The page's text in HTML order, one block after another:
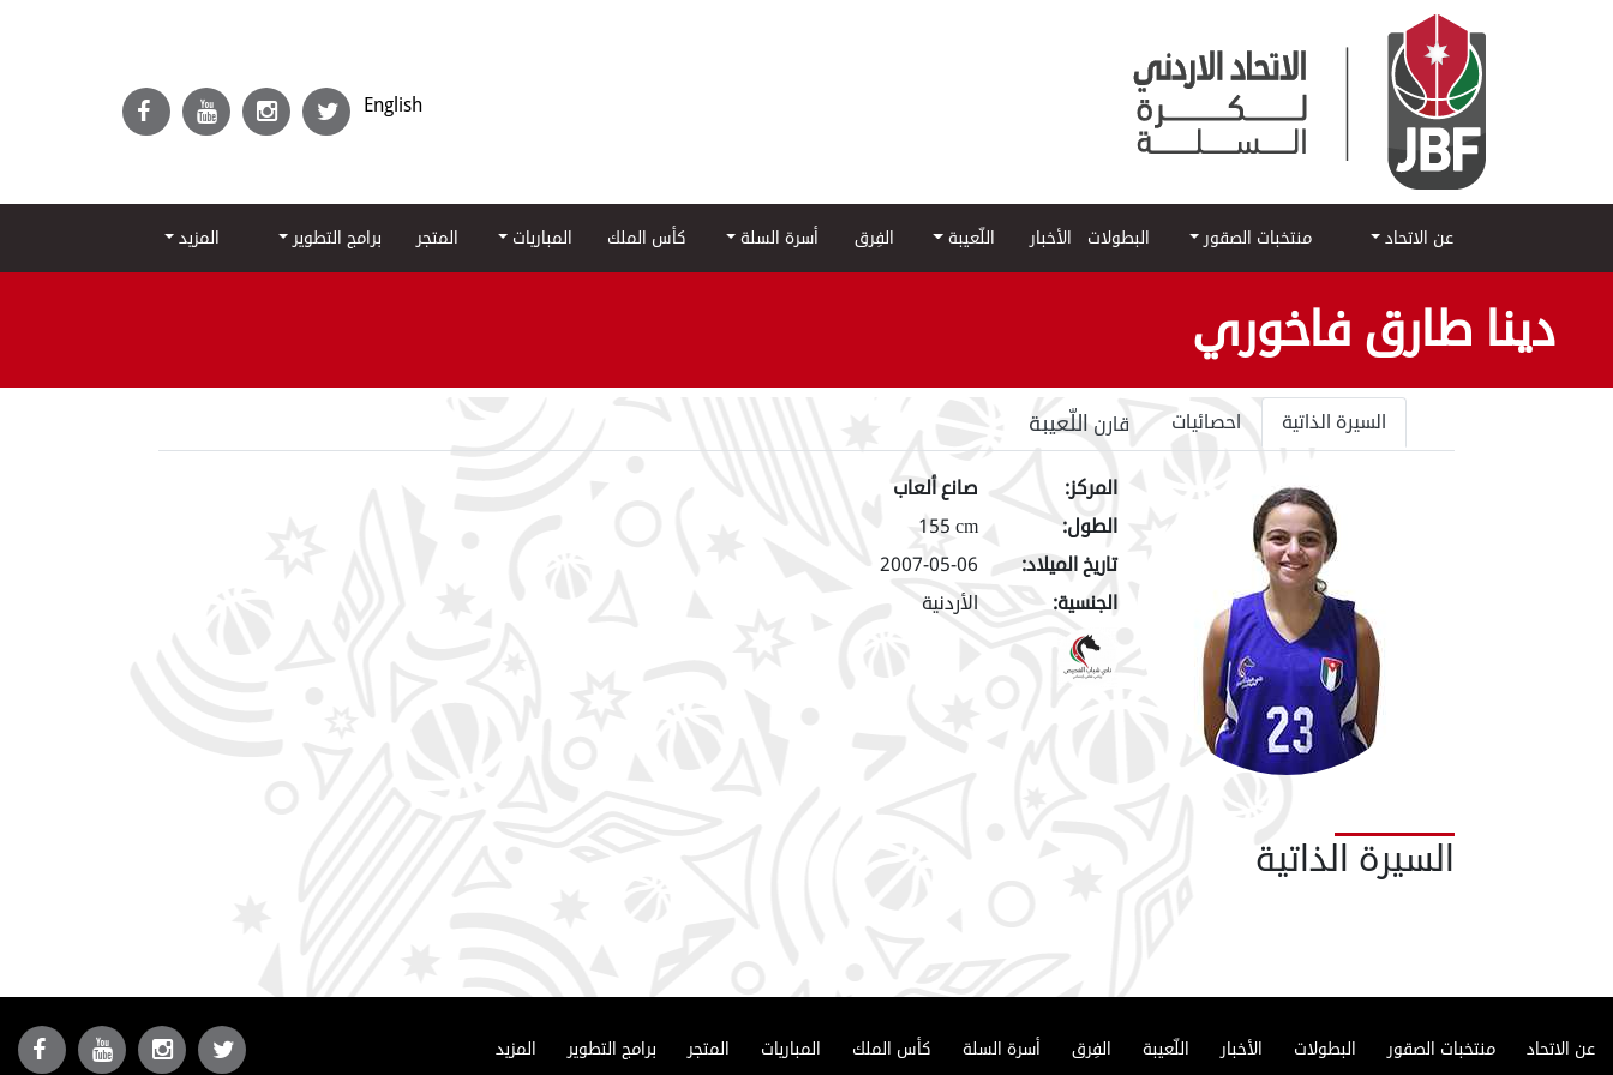
English
عن الاتحاد منتخبات الصقور البطولات الأخبار اللّعيبة الفِرق أسرة السلة كأس الملك المباريات المتجر برامج التطوير المزيد
دينا طارق فاخوري
السيرة الذاتية احصائيات قارن اللّعيبة
المركز:
صانع ألعاب
الطول:
155 cm
تاريخ الميلاد:
2007-05-06
الجنسية:
الأردنية
السيرة الذاتية
عن الاتحاد منتخبات الصقور البطولات الأخبار اللّعيبة الفِرق أسرة السلة كأس الملك المباريات المتجر برامج التطوير المزيد